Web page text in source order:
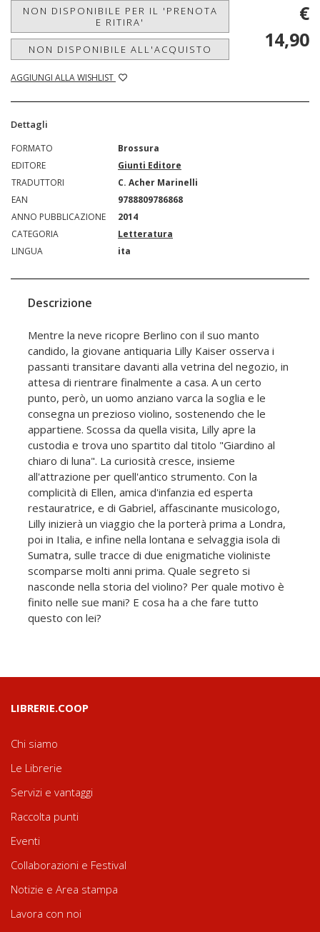
NON DISPONIBILE PER IL 'PRENOTA
E RITIRA'
NON DISPONIBILE ALL'ACQUISTO
AGGIUNGI ALLA WISHLIST
€
14,90
Dettagli
FORMATO
Brossura
EDITORE
Giunti Editore
TRADUTTORI
C. Acher Marinelli
EAN
9788809786868
ANNO PUBBLICAZIONE
2014
CATEGORIA
Letteratura
LINGUA
ita
Descrizione
Mentre la neve ricopre Berlino con il suo manto
candido, la giovane antiquaria Lilly Kaiser osserva i
passanti transitare davanti alla vetrina del negozio, in
attesa di rientrare finalmente a casa. A un certo
punto, però, un uomo anziano varca la soglia e le
consegna un prezioso violino, sostenendo che le
appartiene. Scossa da quella visita, Lilly apre la
custodia e trova uno spartito dal titolo "Giardino al
chiaro di luna". La curiosità cresce, insieme
all'attrazione per quell'antico strumento. Con la
complicità di Ellen, amica d'infanzia ed esperta
restauratrice, e di Gabriel, affascinante musicologo,
Lilly inizierà un viaggio che la porterà prima a Londra,
poi in Italia, e infine nella lontana e selvaggia isola di
Sumatra, sulle tracce di due enigmatiche violiniste
scomparse molti anni prima. Quale segreto si
nasconde nella storia del violino? Per quale motivo è
finito nelle sue mani? E cosa ha a che fare tutto
questo con lei?
LIBRERIE.COOP
Chi siamo
Le Librerie
Servizi e vantaggi
Raccolta punti
Eventi
Collaborazioni e Festival
Notizie e Area stampa
Lavora con noi